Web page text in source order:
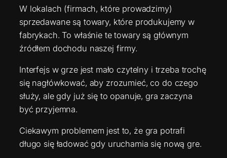
W lokalach (firmach, które prowadzimy)
sprzedawane są towary, które produkujemy w
fabrykach. To właśnie te towary są głównym
źródłem dochodu naszej firmy.
Interfejs w grze jest mało czytelny i trzeba trochę
się nagłówkować, aby zrozumieć, co do czego
służy, ale gdy już się to opanuje, gra zaczyna
być przyjemna.
Ciekawym problemem jest to, że gra potrafi
długo się ładować gdy uruchamia się nową gre.